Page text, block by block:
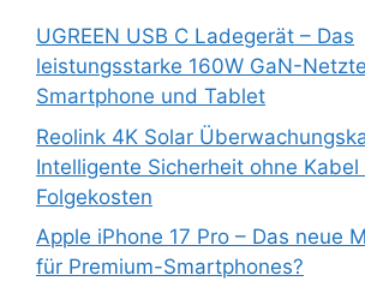
UGREEN USB C Ladegerät – Das
leistungsstarke 160W GaN-
Smartphone und Tablet
Reolink 4K Solar
Intelligente Sicherheit ohne Kabel
Folgekosten
Apple iPhone 17 Pro – Das neue
für Premium-Smartphones?